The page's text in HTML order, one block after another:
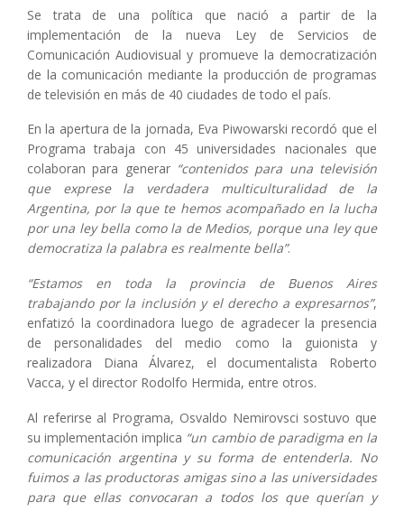
Se trata de una política que nació a partir de la
implementación de la nueva Ley de Servicios de
Comunicación Audiovisual y promueve la democratización
de la comunicación mediante la producción de programas
de televisión en más de 40 ciudades de todo el país.
En la apertura de la jornada, Eva Piwowarski recordó que el
Programa trabaja con 45 universidades nacionales que
colaboran para generar “contenidos para una televisión
que exprese la verdadera multiculturalidad de la
Argentina, por la que te hemos acompañado en la lucha
por una ley bella como la de Medios, porque una ley que
democratiza la palabra es realmente bella”.
“Estamos en toda la provincia de Buenos Aires
trabajando por la inclusión y el derecho a expresarnos”,
enfatizó la coordinadora luego de agradecer la presencia
de personalidades del medio como la guionista y
realizadora Diana Álvarez, el documentalista Roberto
Vacca, y el director Rodolfo Hermida, entre otros.
Al referirse al Programa, Osvaldo Nemirovsci sostuvo que
su implementación implica “un cambio de paradigma en la
comunicación argentina y su forma de entenderla. No
fuimos a las productoras amigas sino a las universidades
para que ellas convocaran a todos los que querían y